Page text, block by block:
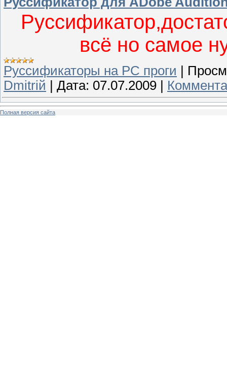
всё но самое
Руссификаторы на PC проги |
Dmitriй | Дата: 07.07.2009 |
Полная версия сайта